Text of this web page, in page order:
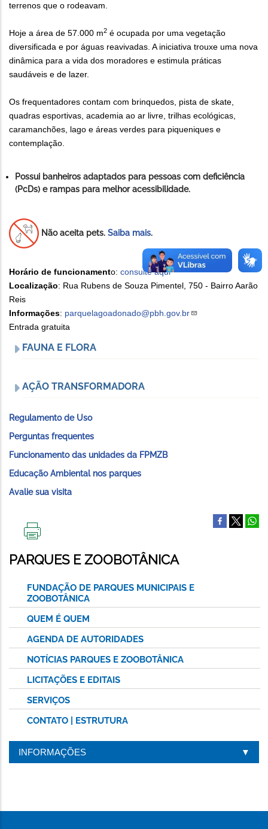
terrenos que o rodeavam.
Hoje a área de 57.000 m2 é ocupada por uma vegetação
diversificada e por águas reavivadas. A iniciativa trouxe uma nova
dinâmica para a vida dos moradores e estimula práticas
saudáveis e de lazer.
Os frequentadores contam com brinquedos, pista de skate,
quadras esportivas, academia ao ar livre, trilhas ecológicas,
caramanchões, lago e áreas verdes para piqueniques e
contemplação.
Possui banheiros adaptados para pessoas com deficiência
(PcDs) e rampas para melhor acessibilidade.
Não aceita pets. Saiba mais.
Horário de funcionamento: consulte aqui
Localização: Rua Rubens de Souza Pimentel, 750 - Bairro Aarão
Reis
Informações: parquelagoadonado@pbh.gov.br
Entrada gratuita
FAUNA E FLORA
AÇÃO TRANSFORMADORA
Regulamento de Uso
Perguntas frequentes
Funcionamento das unidades da FPMZB
Educação Ambiental nos parques
Avalie sua visita
ESTA
PÁGINA
PARQUES E ZOOBOTÂNICA
FUNDAÇÃO DE PARQUES MUNICIPAIS E
ZOOBOTÂNICA
QUEM É QUEM
AGENDA DE AUTORIDADES
NOTÍCIAS PARQUES E ZOOBOTÂNICA
LICITAÇÕES E EDITAIS
SERVIÇOS
CONTATO | ESTRUTURA
INFORMAÇÕES